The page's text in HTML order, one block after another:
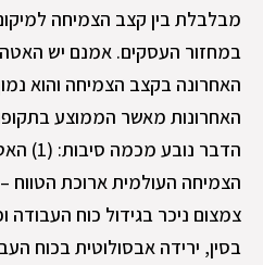
מבלבלת בין קצב הצמיחה
במחזור העסקים. אמנם יש
האחרונה בקצב הצמיחה והוא
האחרונות מאשר הממוצע
הדבר נובע
הצמיחה העולמית ארוכת הטווח
צמצום ניכר בגידול כוח העבודה
בסין, ירידה אבסולוטית בכוח